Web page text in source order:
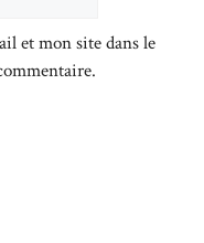
et mon site dans le